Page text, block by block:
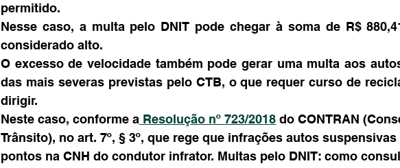
permitido.
Nesse caso, a multa pelo DNIT pode chegar à soma de R$
considerado alto.
O excesso de velocidade também pode gerar uma multa aos
das mais severas previstas pelo CTB, o que requer curso de
dirigir.
Neste caso, conforme a Resolução nº 723/2018 do CONTRAN
Trânsito), no art. 7º, § 3º, que rege que infrações autos
pontos na CNH do condutor infrator. Multas pelo DNIT: como